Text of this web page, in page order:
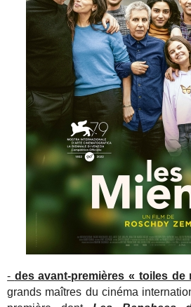
- des avant-premières « toiles de
grands maîtres du cinéma